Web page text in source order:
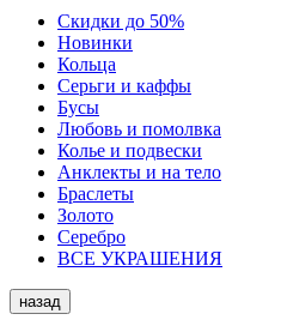
Скидки до 50%
Новинки
Кольца
Серьги и каффы
Бусы
Любовь и помолвка
Колье и подвески
Анклекты и на тело
Браслеты
Золото
Серебро
ВСЕ УКРАШЕНИЯ
назад